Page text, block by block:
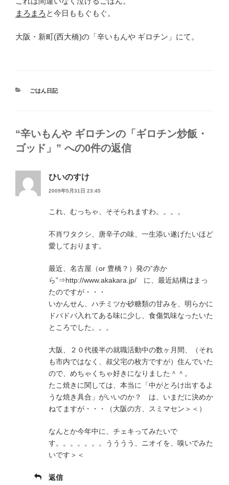
まろまろ と今日ももぐもぐ。
大阪・新町(西大橋)の「辛いもんや ギロチン」にて。
カ
ごはん日記
“辛いもんや ギロチンの「ギロチン炒飯・
ゴッド」” への0件の返信
ひいのすけ
2009年5月31日 23:45
これ、むっちゃ、そそられますわ。。。。
不肖ワタクシ、唐辛子の味、一生添い遂げたいほど
愛しております。
最近、名古屋（or 豊橋？）発の“赤か
ら”⇒http://www.akakara.jp/ に、最近結構はまっ
たのですが・・・
いかんせん、ハチミツか砂糖類の甘みを、明らかに
ドバドバ入れてある味に少し、食傷気味なったいた
ところでした。。。
大阪、２０代後半の就職活動中の数ヶ月間、（それ
も市内ではなく、叔父宅の枚方ですが）住んでいた
ので、めちゃくちゃ好きになりました＾＾。
たこ焼きに関しては、本当に「中がとろけ出するよ
うな焼き具合」がいいのか？ は、いまだに決めか
ねてますが・・・（大阪の方、スミマセン＞＜）
なんとか今年中に、チェキってみたいで
す。。。。。。。うううう、ニオイを、嗅いでみた
いです＞＜
返信